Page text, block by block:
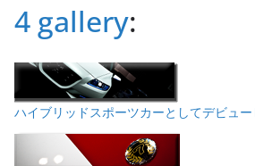
4 gallery:
ハイブリッドスポーツカーとしてデビュ